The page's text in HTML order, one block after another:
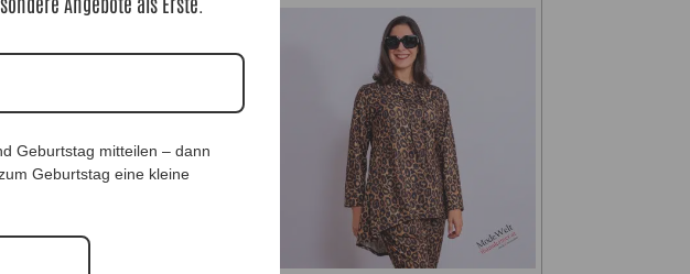
Geburtstag mitteilen – dann
Geburtstag eine kleine